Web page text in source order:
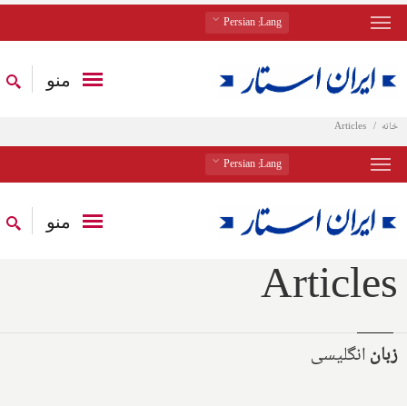
Lang
: Persian
منو
خانه Articles
Lang
: Persian
منو
Articles
زبانانگلیسی